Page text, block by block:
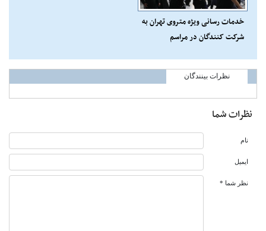
خدمات رسانی ویژه متروی تهران به
شرکت کنندگان در مراسم
نظرات بینندگان
نظرات شما
نام
ایمیل
نظر شما *